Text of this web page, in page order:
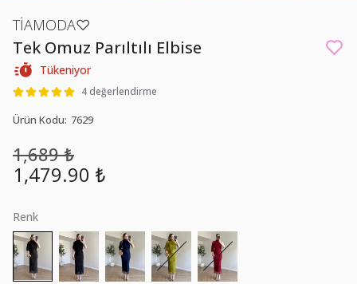
TİAMODA♡
Tek Omuz Parıltılı Elbise
Tükeniyor
4 değerlendirme
Ürün Kodu: 7629
1,689 ₺
1,479.90 ₺
Renk